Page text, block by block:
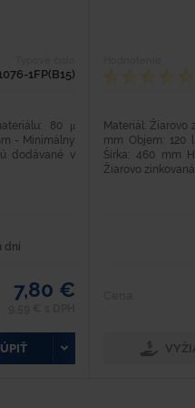
1FP(B15)
80 μ
- Minimálny
dodávané v
dní
7,80 €
Materiál: Žiarovo
mm Objem: 120
Šírka: 460 mm
Žiarovo